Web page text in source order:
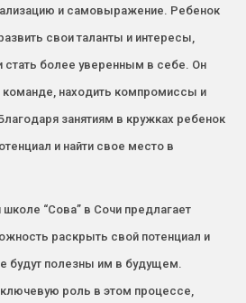
и самовыражение. Ребенок
свои таланты и интересы,
стать более уверенным в себе. Он
команде, находить компромиссы и
занятиям в кружках ребенок
и найти свое место в
школе “Сова” в Сочи предлагает
раскрыть свой потенциал и
будут полезны им в будущем.
роль в этом процессе,